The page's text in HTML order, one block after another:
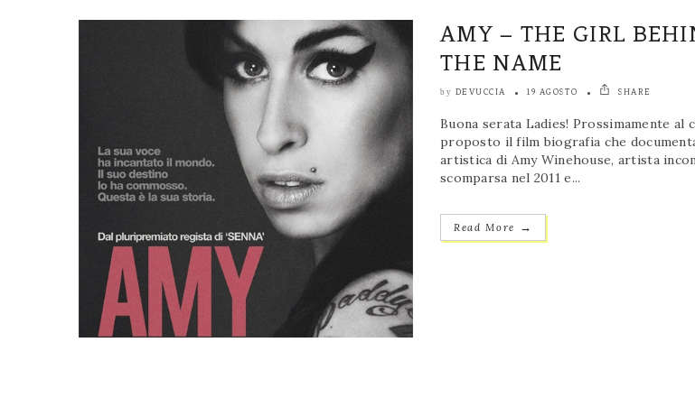
AMY – THE GIRL
THE NAME
by DEVUCCIA 19 AGOSTO SHARE
Buona serata Ladies! Prossimamente al
proposto il film biografia che
artistica di Amy Winehouse, artista
scomparsa nel 2011 e...
Read More →